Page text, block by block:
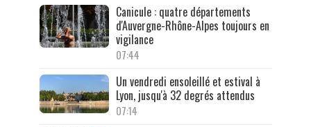
Canicule : quatre départements
d'Auvergne-Rhône-Alpes toujours en
vigilance
07:44
Un vendredi ensoleillé et estival à
Lyon, jusqu'à 32 degrés attendus
07:14